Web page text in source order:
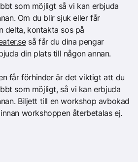
som möjligt så vi kan erbjuda
Om du blir sjuk eller får
delta, kontakta sos på
så får du dina pengar
din plats till någon annan.
får förhinder är det viktigt att du
som möjligt, så vi kan erbjuda
Biljett till en workshop avbokad
workshoppen återbetalas ej.